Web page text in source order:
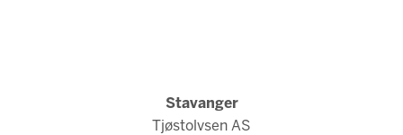
Stavanger
Tjøstolvsen AS